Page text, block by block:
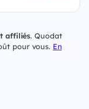
affiliés. Quodat
pour vous. En